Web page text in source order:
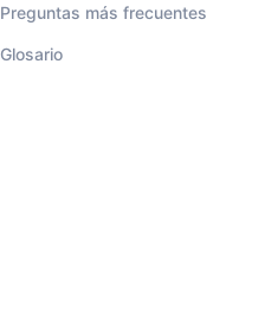
Preguntas más frecuentes
Glosario